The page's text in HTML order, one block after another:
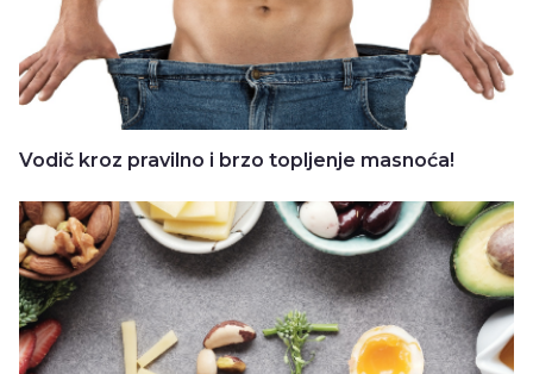
Vodič kroz pravilno i brzo topljenje masnoća!